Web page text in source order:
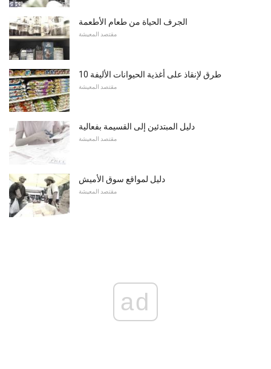
الجرف الحياة من طعام الأطعمة
مقتصد المعيشة
10 طرق لإنقاذ على أغذية الحيوانات الأليفة
مقتصد المعيشة
دليل المبتدئين إلى القسيمة بفعالية
مقتصد المعيشة
دليل لمواقع سوق الأميش
مقتصد المعيشة
ad